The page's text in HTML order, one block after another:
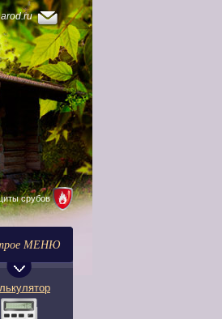
срубов
МЕНЮ
дом в 3-d
фирму